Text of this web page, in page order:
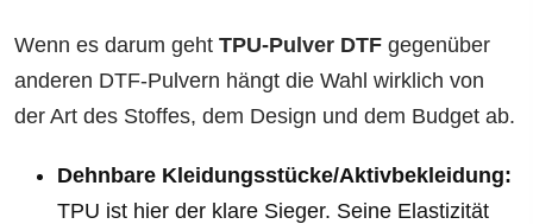
Wenn es darum geht TPU-Pulver DTF gegenüber
anderen DTF-Pulvern hängt die Wahl wirklich von
der Art des Stoffes, dem Design und dem Budget ab.
Dehnbare Kleidungsstücke/Aktivbekleidung:
TPU ist hier der klare Sieger. Seine Elastizität